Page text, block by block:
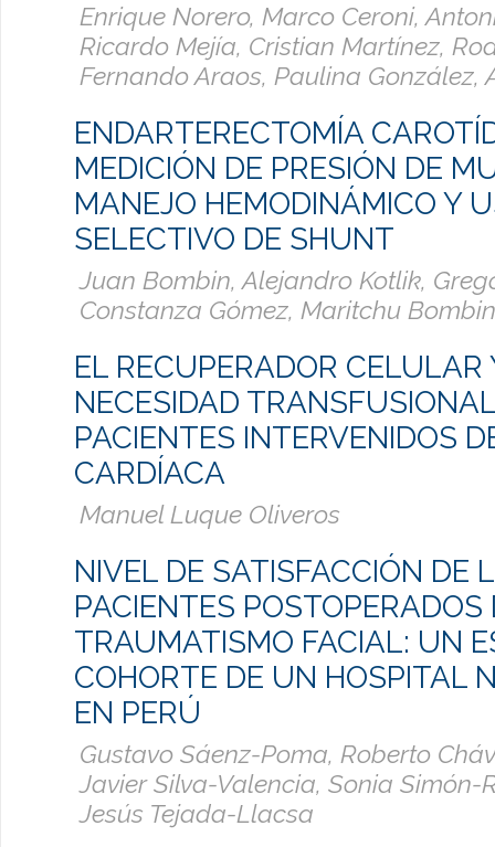
Enrique Norero, Marco Ceroni,
Ricardo Mejía, Cristian Martínez,
Fernando Araos, Paulina González,
ENDARTERECTOMÍA
MEDICIÓN DE PRESIÓN DE
MANEJO HEMODINÁMICO Y
SELECTIVO DE SHUNT
Juan Bombin, Alejandro Kotlik,
Constanza Gómez, Maritchu Bombin
EL RECUPERADOR CELULAR
NECESIDAD
PACIENTES INTERVENIDOS
CARDÍACA
Manuel Luque Oliveros
NIVEL DE SATISFACCIÓN DE
PACIENTES POSTOPERADOS
TRAUMATISMO FACIAL: UN
COHORTE DE UN HOSPITAL
EN PERÚ
Gustavo Sáenz-Poma, Roberto
Javier Silva-Valencia, Sonia Simón-
Jesús Tejada-Llacsa